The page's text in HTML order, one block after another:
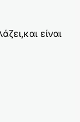
είναι